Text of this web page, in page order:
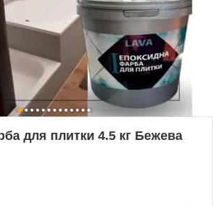
для плитки 4.5 кг Бежева